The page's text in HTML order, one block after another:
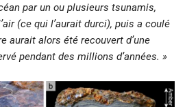
par un ou plusieurs tsunamis,
(ce qui l’aurait durci), puis a coulé
aurait alors été recouvert d’une
pendant des millions d’années. »